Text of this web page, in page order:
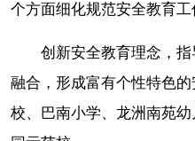
个方面细化规范安全教育
创新安全教育理念，
融合，形成富有个性特色
校、巴南小学、龙洲南苑